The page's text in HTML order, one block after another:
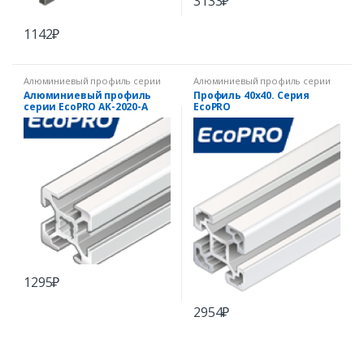
1142₽
Алюминиевый профиль серии
EcoPRO
Алюминиевый профиль
серии EcoPRO AK-2020-A
1295₽
Алюминиевый профиль серии
EcoPRO
Профиль 40х40. Серия
EcoPRO
2954₽